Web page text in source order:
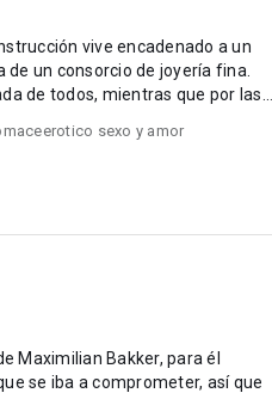
vive encadenado a un
un consorcio de joyería fina.
que por las
sexo y amor
se iba a comprometer, así que